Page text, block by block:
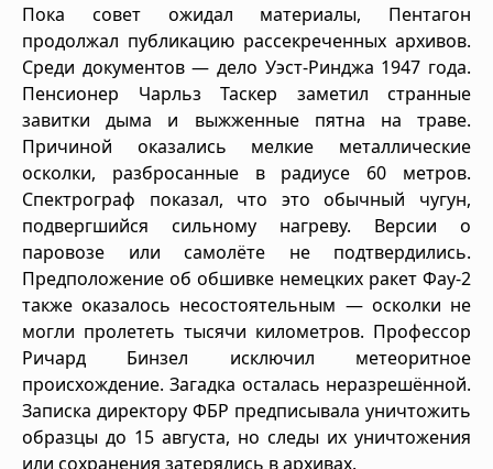
Пока совет ожидал материалы, Пентагон
продолжал публикацию рассекреченных архивов.
Среди документов — дело Уэст-Ринджа 1947 года.
Пенсионер Чарльз Таскер заметил странные
завитки дыма и выжженные пятна на траве.
Причиной оказались мелкие металлические
осколки, разбросанные в радиусе 60 метров.
Спектрограф показал, что это обычный чугун,
подвергшийся сильному нагреву. Версии о
паровозе или самолёте не подтвердились.
Предположение об обшивке немецких ракет Фау-2
также оказалось несостоятельным — осколки не
могли пролететь тысячи километров. Профессор
Ричард Бинзел исключил метеоритное
происхождение. Загадка осталась неразрешённой.
Записка директору ФБР предписывала уничтожить
образцы до 15 августа, но следы их уничтожения
или сохранения затерялись в архивах.